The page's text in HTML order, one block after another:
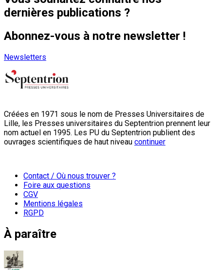
dernières publications ?
Abonnez-vous à notre newsletter !
Newsletters
Créées en 1971 sous le nom de Presses Universitaires de
Lille, les Presses universitaires du Septentrion prennent leur
nom actuel en 1995. Les PU du Septentrion publient des
ouvrages scientifiques de haut niveau continuer
Contact / Où nous trouver ?
Foire aux questions
CGV
Mentions légales
RGPD
À paraître